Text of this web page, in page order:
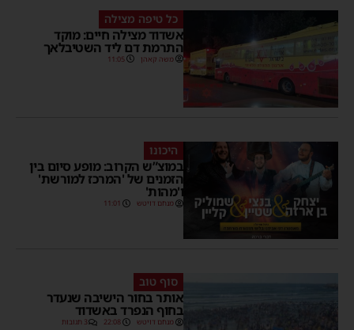
כל טיפה מצילה
אשדוד מצילה חיים: מוקד
התרמת דם ליד השטיבלאך
משה קאהן 11:05
היכונו
במוצ”ש הקרוב: מופע סיום בין
הזמנים של 'המרכז למורשת'
ו'מהות'
מנחם דויטש 11:01
סוף טוב
אותר בחור הישיבה שנעדר
בחוף הנפרד באשדוד
מנחם דויטש 22:08 3 תגובות